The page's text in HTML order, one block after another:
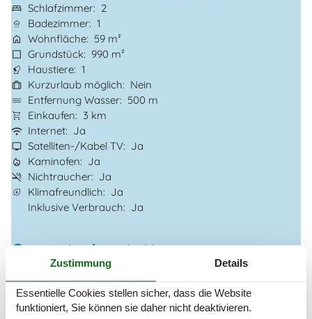
Schlafzimmer
2
Badezimmer 1
Wohnfläche
59 m²
Grundstück
990 m²
Haustiere 1
Kurzurlaub möglich
Nein
Entfernung Wasser
500 m
Einkaufen
3 km
Internet
Ja
Satelliten-/Kabel TV
Ja
Kaminofen
Ja
Nichtraucher
Ja
Klimafreundlich
Ja
Inklusive Verbrauch
Ja
Gesamte Ausstattung
Anzahl Erw.
Anzahl Haustiere
Zustimmung Details
Essentielle Cookies stellen sicher, dass die Website
funktioniert, Sie können sie daher nicht deaktivieren.